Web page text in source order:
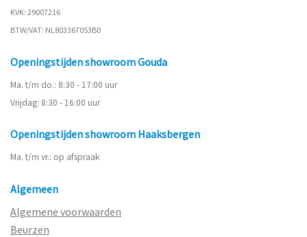
KVK: 29007216
BTW/VAT: NL803367053B0
Openingstijden showroom Gouda
Ma. t/m do.: 8:30 - 17:00 uur
Vrijdag: 8:30 - 16:00 uur
Openingstijden showroom Haaksbergen
Ma. t/m vr.: op afspraak
Algemeen
Algemene voorwaarden
Beurzen